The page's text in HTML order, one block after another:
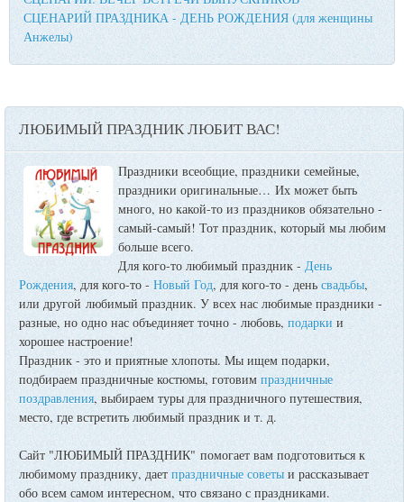
СЦЕНАРИЙ ПРАЗДНИКА - ДЕНЬ РОЖДЕНИЯ (для женщины
Анжелы)
ЛЮБИМЫЙ ПРАЗДНИК ЛЮБИТ ВАС!
Праздники всеобщие, праздники семейные,
праздники оригинальные… Их может быть
много, но какой-то из праздников обязательно -
самый-самый! Тот праздник, который мы любим
больше всего.
Для кого-то любимый праздник - День
Рождения, для кого-то -Новый Год, для кого-то - деньсвадьбы,
или другой любимый праздник. У всех нас любимые праздники -
разные, но одно нас объединяет точно - любовь,подаркии
хорошее настроение!
Праздник - это и приятные хлопоты. Мы ищем подарки,
подбираем праздничные костюмы, готовимпраздничные
поздравления, выбираем туры для праздничного путешествия,
место, где встретить любимый праздник и т. д.
Сайт "ЛЮБИМЫЙ ПРАЗДНИК" помогает вам подготовиться к
любимому празднику, даетпраздничные советы и рассказывает
обо всем самом интересном, что связано с праздниками.